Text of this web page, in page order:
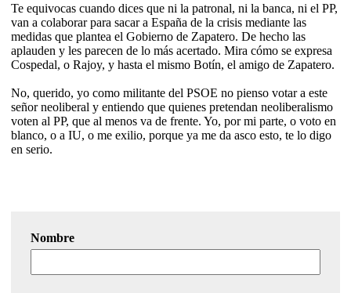
Te equivocas cuando dices que ni la patronal, ni la banca, ni el PP,
van a colaborar para sacar a España de la crisis mediante las
medidas que plantea el Gobierno de Zapatero. De hecho las
aplauden y les parecen de lo más acertado. Mira cómo se expresa
Cospedal, o Rajoy, y hasta el mismo Botín, el amigo de Zapatero.
No, querido, yo como militante del PSOE no pienso votar a este
señor neoliberal y entiendo que quienes pretendan neoliberalismo
voten al PP, que al menos va de frente. Yo, por mi parte, o voto en
blanco, o a IU, o me exilio, porque ya me da asco esto, te lo digo
en serio.
Nombre